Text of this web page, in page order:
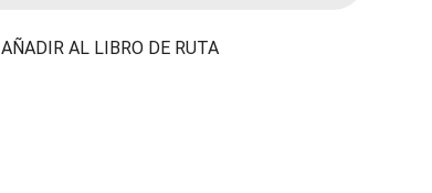
AÑADIR AL LIBRO DE RUTA